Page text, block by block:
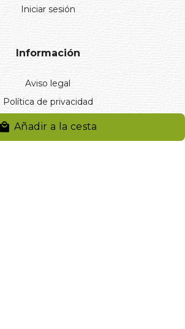
Añadir a la cesta
Iniciar sesión
Información
Aviso legal
Política de privacidad
Entregas y devoluciones
Desistimiento